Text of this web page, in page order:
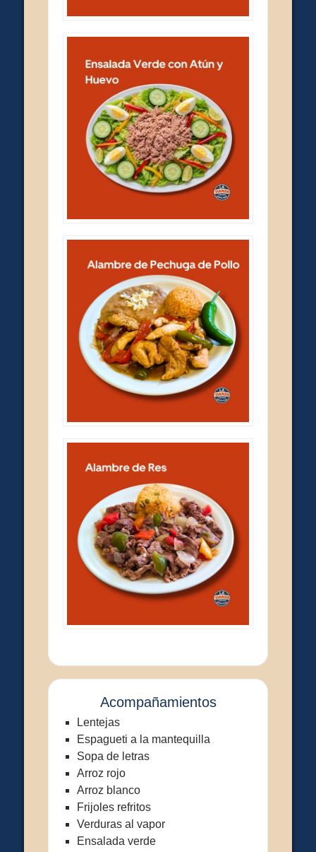
Acompañamientos
Lentejas
Espagueti a la mantequilla
Sopa de letras
Arroz rojo
Arroz blanco
Frijoles refritos
Verduras al vapor
Ensalada verde